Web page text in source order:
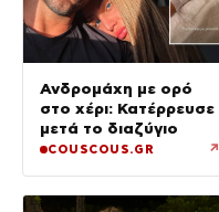
Ανδρομάχη με ορό
στο χέρι: Κατέρρευσε
μετά το διαζύγιο
COUSCOUS.GR ↗